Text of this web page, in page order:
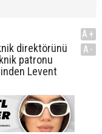
direktörünü
patronu
Levent
A+
A-